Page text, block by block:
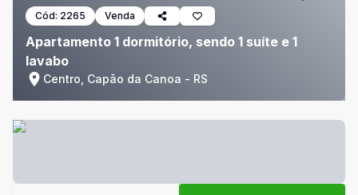
Cód: 2265 Venda
Apartamento 1 dormitório, sendo 1 suíte e 1
lavabo
Centro, Capão da Canoa - RS